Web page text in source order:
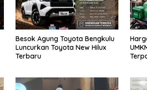
Besok Agung Toyota Bengkulu
Luncurkan Toyota New Hilux
Terbaru